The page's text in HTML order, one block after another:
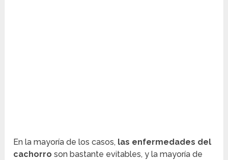
En la mayoría de los casos, las enfermedades del
cachorroson bastante evitables, y la mayoría de